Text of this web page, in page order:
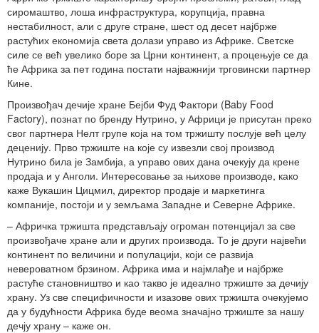
сиромаштво, лоша инфраструктура, корупција, правна
нестабилност, али с друге стране, шест од десет најбрже
растућих економија света долази управо из Африке. Светске
силе се већ увелико боре за Црни континент, а процењује се да
ће Африка за пет година постати најважнији трговински партнер
Кине.
Произвођач дечије хране Бејби Фуд Фактори (Baby Food
Factory), познат по бренду Нутрино, у Африци је присутан преко
свог партнера Нелт групе која на том тржишту послује већ целу
деценију. Прво тржиште на које су извезли свој производ
Нутрино била је Замбија, а управо ових дана очекују да крене
продаја и у Анголи. Интересовање за њихове производе, како
каже Вукашин Цицмил, директор продаје и маркетинга
компаније, постоји и у земљама Западне и Северне Африке.
– Афричка тржишта представљају огроман потенцијал за све
произвођаче хране али и других производа. То је други највећи
континент по величини и популацији, који се развија
невероватном брзином. Африка има и најмлађе и најбрже
растуће становништво и као такво је идеално тржиште за дечију
храну. Уз све специфичности и изазове ових тржишта очекујемо
да у будућности Африка буде веома значајно тржиште за нашу
дечју храну – каже он.